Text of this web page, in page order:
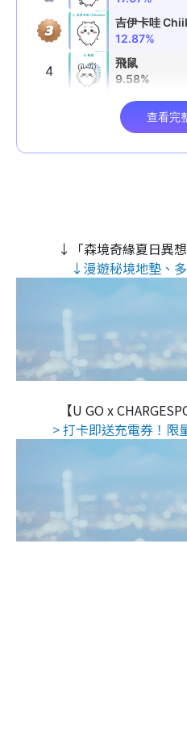
↓「森境奇緣夏日異
↓漫遊秘境地墊、
【U GO x
> 打卡即送充電券！限